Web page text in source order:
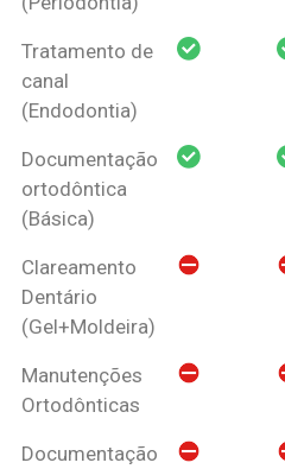
Tratamento de
canal
(Endodontia)
Documentação
ortodôntica
(Básica)
Clareamento
Dentário
(Gel+Moldeira)
Manutenções
Ortodônticas
Documentação